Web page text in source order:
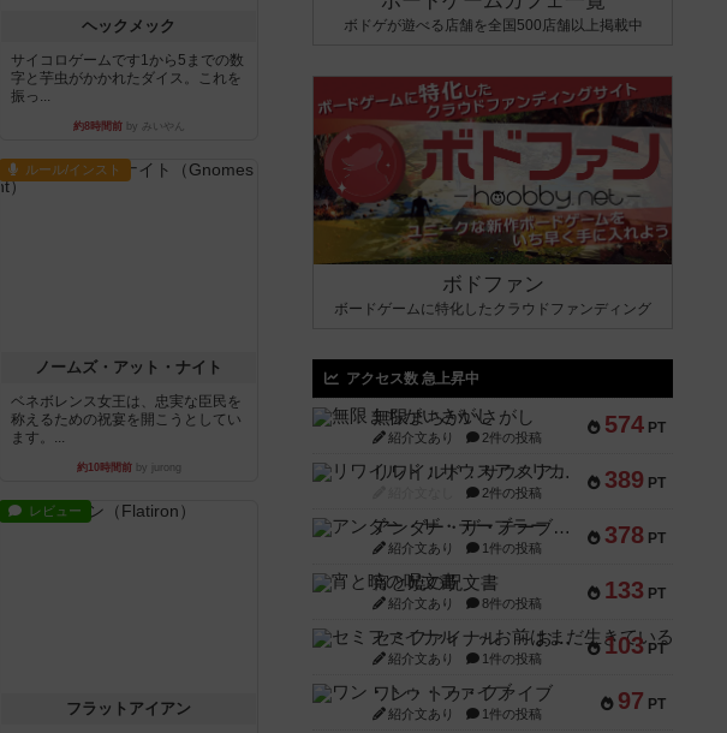
ヘックメック
サイコロゲームです1から5までの数
字と芋虫がかかれたダイス。これを
振っ...
約8時間前by みいやん
ルール/インスト
ノームズ・アット・ナイト
ベネボレンス女王は、忠実な臣民を
称えるための祝宴を開こうとしてい
ます。...
約10時間前by jurong
レビュー
フラットアイアン
ボドゲが遊べる店舗を全国500店舗以上掲載中
ボドファン
ボードゲームに特化したクラウドファンディング
アクセス数 急上昇中
574 PT
無限まちがいさがし
紹介文あり 2件の投稿
389 PT
リワイルド：サウスアメリカ
2件の投稿
378 PT
アンダー・ザ・テーブラー
紹介文あり 1件の投稿
133 PT
宵と暁の呪文書
紹介文あり 8件の投稿
103 PT
セミファイナル ～お前はまだ生きている～
紹介文あり 1件の投稿
97 PT
ワン・トゥ・ファイブ
紹介文あり 1件の投稿